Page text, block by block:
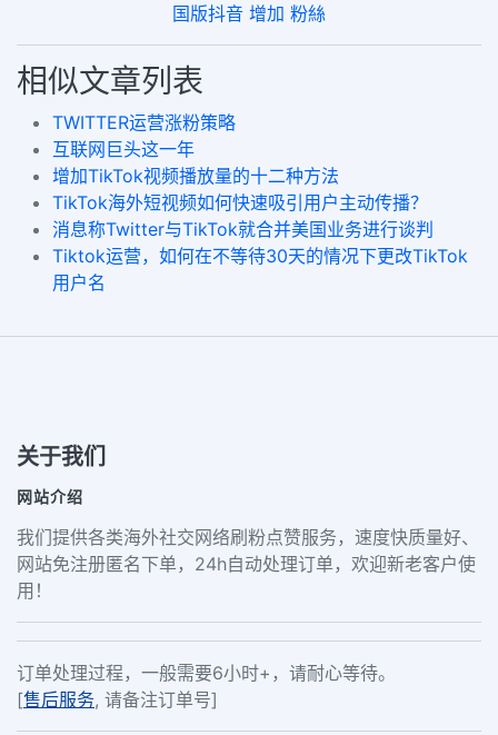
国版抖音 增加 粉絲
相似文章列表
TWITTER运营涨粉策略
互联网巨头这一年
增加TikTok视频播放量的十二种方法
TikTok海外短视频如何快速吸引用户主动传播？
消息称Twitter与TikTok就合并美国业务进行谈判
Tiktok运营，如何在不等待30天的情况下更改TikTok
用户名
关于我们
网站介绍
我们提供各类海外社交网络刷粉点赞服务，速度快质量好、
网站免注册匿名下单，24h自动处理订单，欢迎新老客户使
用！
订单处理过程，一般需要6小时+，请耐心等待。
[售后服务, 请备注订单号]